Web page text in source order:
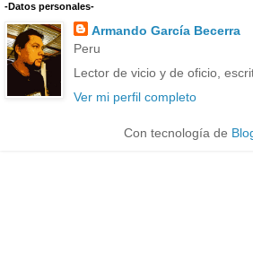
-Datos personales-
Armando García Becerra
Peru
Lector de vicio y de oficio,
Ver mi perfil completo
Con tecnología de